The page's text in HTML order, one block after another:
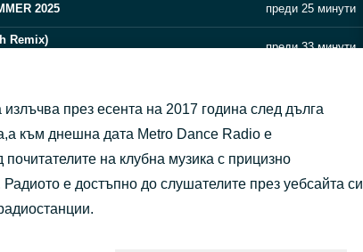
2025 преди 25 минути
Remix)
преди 33 минути
преди 47 минути
през есента на 2017 година след дълга
към днешна дата Metro Dance Radio е
на клубна музика с прицизно
е достъпно до слушателите през уебсайта си